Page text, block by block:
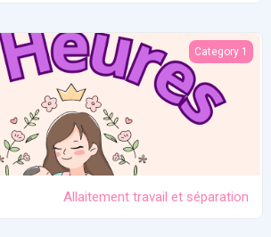
Allaitement travail et séparation
Category 1
Allaitement travail et séparation